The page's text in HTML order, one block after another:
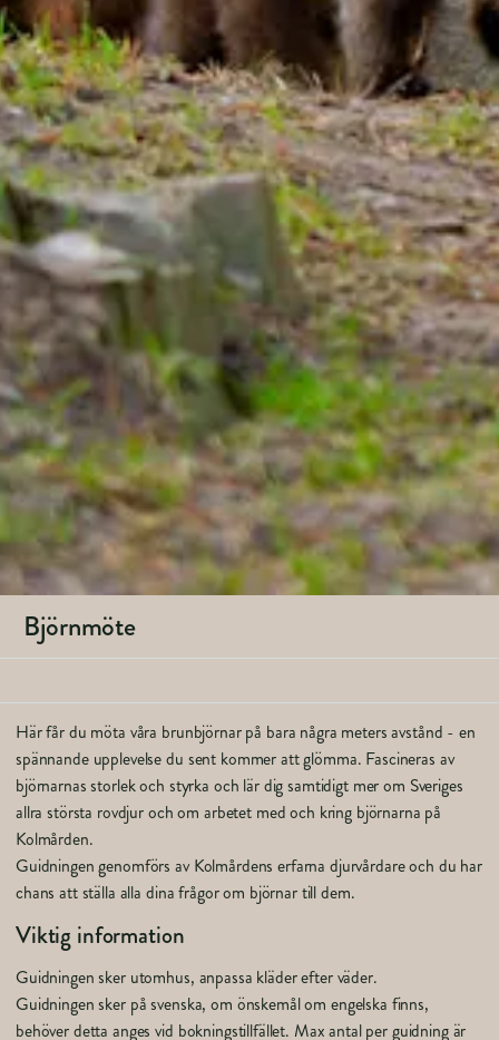
Björnmöte
Här får du möta våra brunbjörnar på bara några meters avstånd - en
spännande upplevelse du sent kommer att glömma. Fascineras av
björnarnas storlek och styrka och lär dig samtidigt mer om Sveriges
allra största rovdjur och om arbetet med och kring björnarna på
Kolmården.
Guidningen genomförs av Kolmårdens erfarna djurvårdare och du har
chans att ställa alla dina frågor om björnar till dem.
Viktig information
Guidningen sker utomhus, anpassa kläder efter väder.
Guidningen sker på svenska, om önskemål om engelska finns,
behöver detta anges vid bokningstillfället. Max antal per guidning är